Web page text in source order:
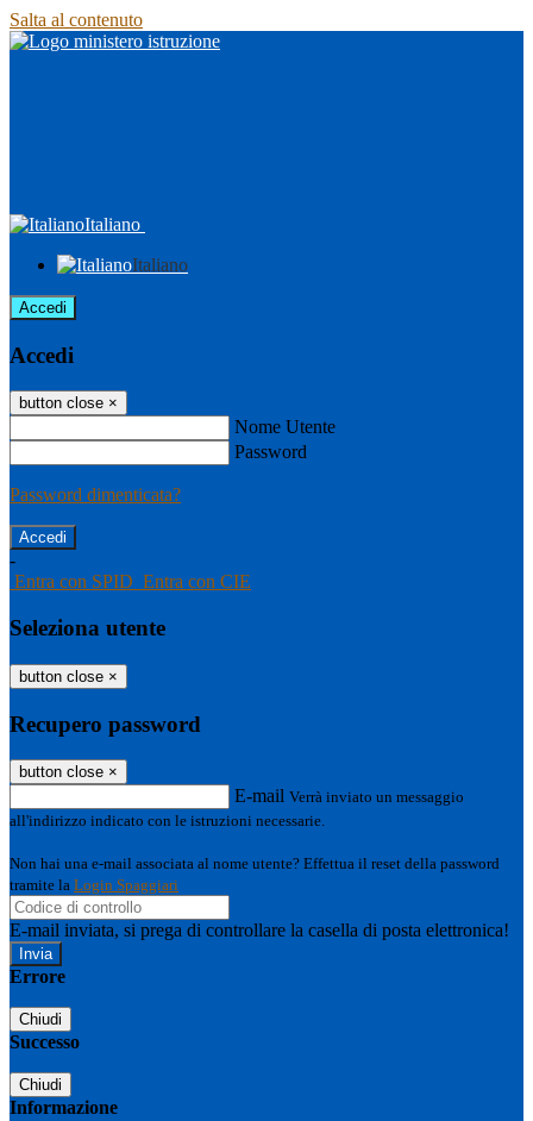
Salta al contenuto
Italiano
Italiano
Accedi
Accedi
button close ×
Nome Utente
Password
Password dimenticata?
-
Entra con SPID Entra con CIE
Seleziona utente
button close ×
Recupero password
button close ×
E-mail Verrà inviato un messaggio
all'indirizzo indicato con le istruzioni necessarie.
Non hai una e-mail associata al nome utente? Effettua il reset della password
tramite la Login Spaggiari
E-mail inviata, si prega di controllare la casella di posta elettronica!
Errore
Chiudi
Successo
Chiudi
Informazione